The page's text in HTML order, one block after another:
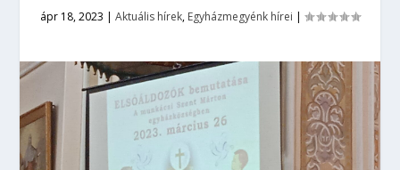
ápr 18, 2023 | Aktuális hírek, Egyházmegyénk hírei |